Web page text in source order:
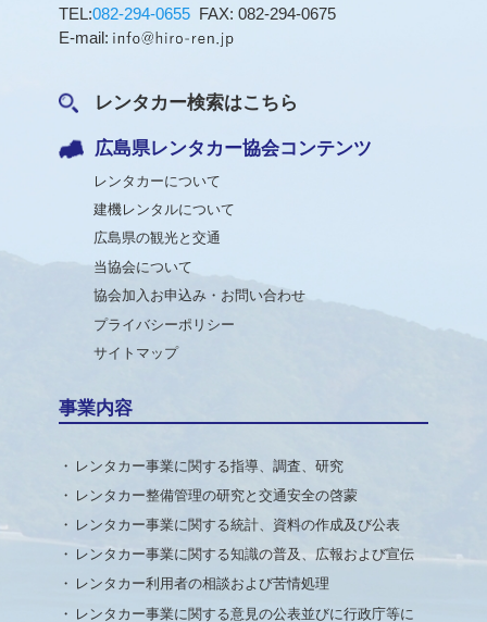
TEL:082-294-0655FAX: 082-294-0675
E-mail:
レンタカー検索はこちら
広島県レンタカー協会コンテンツ
レンタカーについて
建機レンタルについて
広島県の観光と交通
当協会について
協会加入お申込み・お問い合わせ
プライバシーポリシー
サイトマップ
事業内容
レンタカー事業に関する指導、調査、研究
レンタカー整備管理の研究と交通安全の啓蒙
レンタカー事業に関する統計、資料の作成及び公表
レンタカー事業に関する知識の普及、広報および宣伝
レンタカー利用者の相談および苦情処理
レンタカー事業に関する意見の公表並びに行政庁等に